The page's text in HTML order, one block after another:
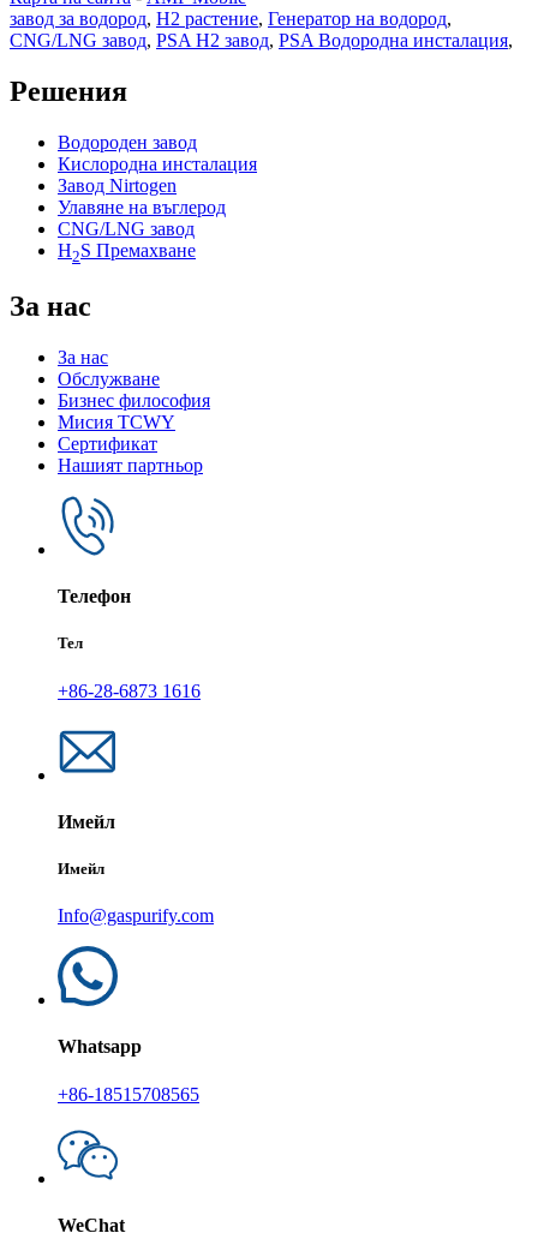
завод за водород, H2 растение, Генератор на водород,
CNG/LNG завод, PSA H2 завод, PSA Водородна инсталация,
Решения
Водороден завод
Кислородна инсталация
Завод Nirtogen
Улавяне на въглерод
CNG/LNG завод
H2S Премахване
За нас
За нас
Обслужване
Бизнес философия
Мисия TCWY
Сертификат
Нашият партньор
Телефон
Тел
+86-28-6873 1616
Имейл
Имейл
Info@gaspurify.com
Whatsapp
+86-18515708565
WeChat